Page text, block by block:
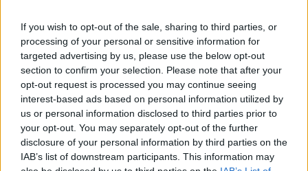
If you wish to opt-out of the sale, sharing to third parties, or
processing of your personal or sensitive information for
targeted advertising by us, please use the below opt-out
section to confirm your selection. Please note that after your
opt-out request is processed you may continue seeing
interest-based ads based on personal information utilized by
us or personal information disclosed to third parties prior to
your opt-out. You may separately opt-out of the further
disclosure of your personal information by third parties on the
IAB’s list of downstream participants. This information may